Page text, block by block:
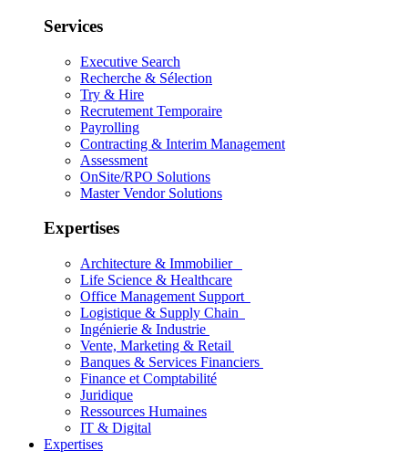
Services
Executive Search
Recherche & Sélection
Try & Hire
Recrutement Temporaire
Payrolling
Contracting & Interim Management
Assessment
OnSite/RPO Solutions
Master Vendor Solutions
Expertises
Architecture & Immobilier
Life Science & Healthcare
Office Management Support
Logistique & Supply Chain
Ingénierie & Industrie
Vente, Marketing & Retail
Banques & Services Financiers
Finance et Comptabilité
Juridique
Ressources Humaines
IT & Digital
Expertises